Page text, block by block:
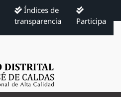
Índices de
transparencia
Participa